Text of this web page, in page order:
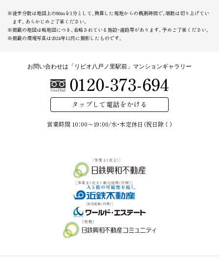
お問い合わせ 「リビオ八戸ノ里駅前」マンションギャラリー
※徒歩分数は地図上の80mを1分として、換算した現地からの概測時間で、端数は切り上げてい
ます。あらかじめご了承ください。
※掲載の地図は略地図につき、省略されている施設・道路等があります。予めご了承ください。
※掲載の環境写真は2024年12月に撮影したものです。
お問い合わせは「リビオ八戸ノ里駅前」マンションギャラリー
タップして電話をかける
営業時間 10：00～19：00/水・木定休日（祝日除く）